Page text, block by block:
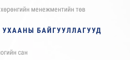
менежментийн төв
БАЙГУУЛЛАГУУД
сан